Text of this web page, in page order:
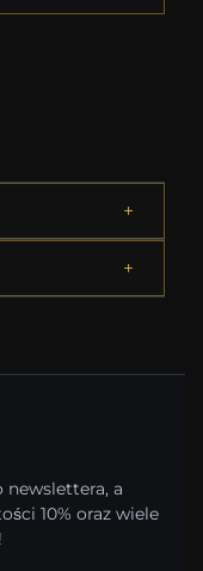
newslettera, a
10% oraz wiele